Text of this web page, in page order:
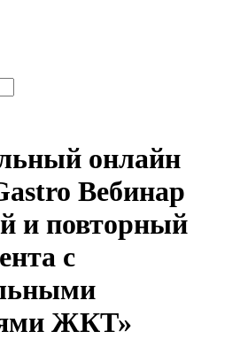
онлайн
Вебинар
и повторный
с
ЖКТ»